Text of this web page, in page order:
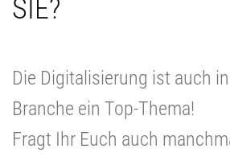
SIE?
Die Digitalisierung ist auch
Branche ein Top-Thema!
Fragt Ihr Euch auch